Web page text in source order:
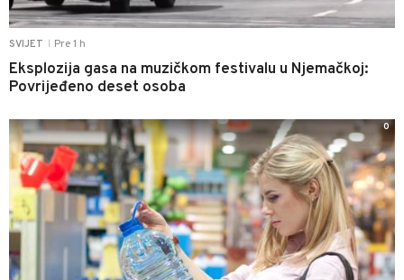
SVIJET Pre 1 h
Eksplozija gasa na muzičkom festivalu u Njemačkoj:
Povrijeđeno deset osoba
0